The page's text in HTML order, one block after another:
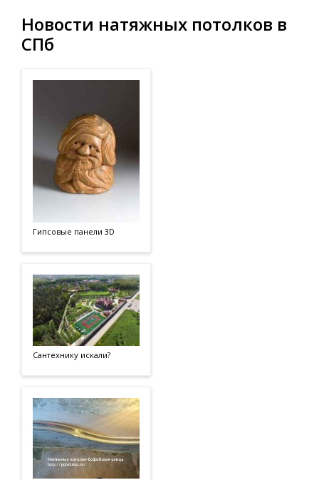
Новости натяжных потолков в
СПб
Гипсовые панели 3D
Сантехнику искали?